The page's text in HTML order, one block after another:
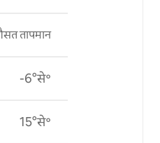
तापमान
-6°से॰
15°से॰